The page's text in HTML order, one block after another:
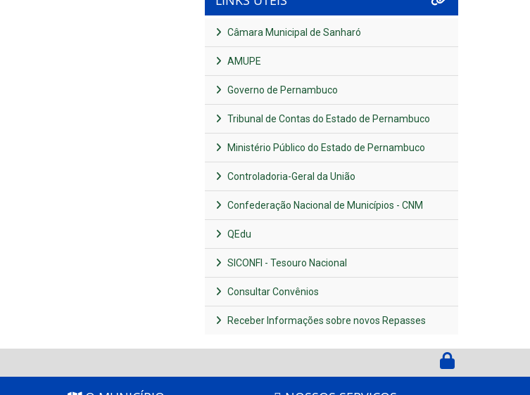
Câmara Municipal de Sanharó
AMUPE
Governo de Pernambuco
Tribunal de Contas do Estado de Pernambuco
Ministério Público do Estado de Pernambuco
Controladoria-Geral da União
Confederação Nacional de Municípios - CNM
QEdu
SICONFI - Tesouro Nacional
Consultar Convênios
Receber Informações sobre novos Repasses